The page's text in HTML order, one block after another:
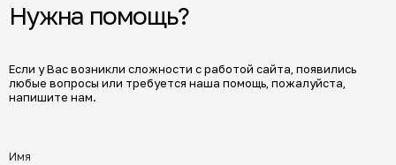
Нужна помощь?
Если у Вас возникли сложности с работой сайта, появились
любые вопросы или требуется наша помощь, пожалуйста,
напишите нам.
Имя